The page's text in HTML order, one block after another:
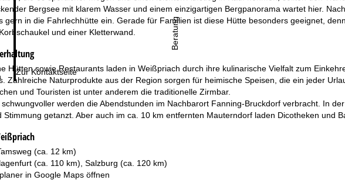
Zur Kontaktseite
Beratung
Bergsee mit klarem Wasser und einem einzigartigen Bergpanorama wartet hier.
gern in die Fahrlechhütte ein. Gerade für Familien ist diese Hütte besonders geeignet,
und einer Kletterwand.
Hütten sowie Restaurants laden in Weißpriach durch ihre kulinarische Vielfalt zum
Zahlreiche Naturprodukte aus der Region sorgen für heimische Speisen, die ein jeder
und Touristen ist unter anderem die traditionelle Zirmbar.
schwungvoller werden die Abendstunden im Nachbarort Fanning-Bruckdorf verbracht. In
Stimmung getanzt. Aber auch im ca. 10 km entfernten Mauterndorf laden Dicotheken und
(ca. 12 km)
(ca. 110 km), Salzburg (ca. 120 km)
in Google Mapsöffnen